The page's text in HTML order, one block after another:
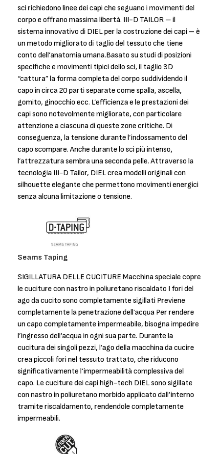
sci richiedono linee dei capi che seguano i movimenti del
corpo e offrano massima libertà. III-D TAILOR – il
sistema innovativo di DIEL per la costruzione dei capi – è
un metodo migliorato di taglio del tessuto che tiene
conto dell’anatomia umana.Basato su studi di posizioni
specifiche e movimenti tipici dello sci, il taglio 3D
“cattura” la forma completa del corpo suddividendo il
capo in circa 20 parti separate come spalla, ascella,
gomito, ginocchio ecc. L’efficienza e le prestazioni dei
capi sono notevolmente migliorate, con particolare
attenzione a ciascuna di queste zone critiche. Di
conseguenza, la tensione durante l’indossamento del
capo scompare. Anche durante lo sci più intenso,
l’attrezzatura sembra una seconda pelle. Attraverso la
tecnologia III-D Tailor, DIEL crea modelli originali con
silhouette elegante che permettono movimenti energici
senza alcuna limitazione o tensione.
Seams Taping
SIGILLATURA DELLE CUCITURE Macchina speciale copre
le cuciture con nastro in poliuretano riscaldato I fori del
ago da cucito sono completamente sigillati Previene
completamente la penetrazione dell’acqua Per rendere
un capo completamente impermeabile, bisogna impedire
l’ingresso dell’acqua in ogni sua parte. Durante la
cucitura dei singoli pezzi, l’ago della macchina da cucire
crea piccoli fori nel tessuto trattato, che riducono
significativamente l’impermeabilità complessiva del
capo. Le cuciture dei capi high-tech DIEL sono sigillate
con nastro in poliuretano morbido applicato dall’interno
tramite riscaldamento, rendendole completamente
impermeabili.